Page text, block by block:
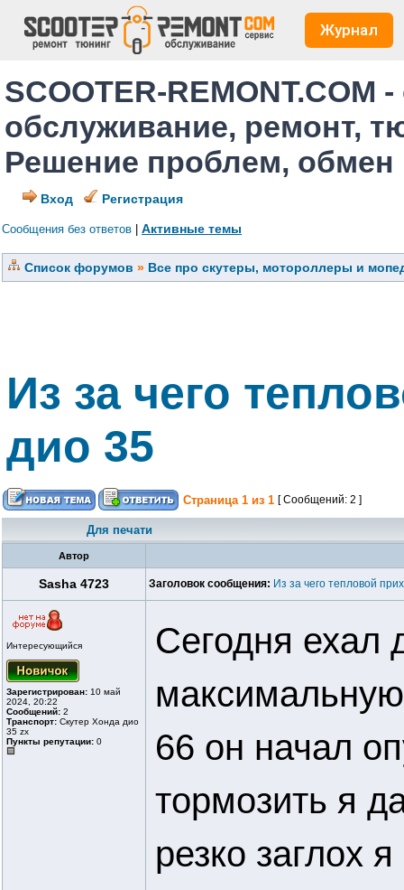
Журнал
SCOOTER-REMONT.COM
обслуживание, ремонт,
Решение проблем,
Вход Регистрация
Сообщения без ответов Активные темы
Список форумов » Все про скутеры, мотороллеры и
Из за чего
дио 35
Страница 1 из 1 [ Сообщений: 2 ]
Для печати
Автор
Sasha 4723 Заголовок сообщения: Из за чего тепловой
Интересующийся
Зарегистрирован: 10 май
2024, 20:22
Сообщений: 2
Транспорт: Скутер Хонда дио
35 zx
Пункты репутации: 0
Сегодня ехал
максимальную
66 он начал
тормозить я
резко заглох